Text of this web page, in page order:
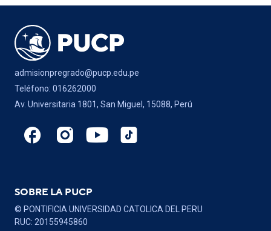
admisionpregrado@pucp.edu.pe
Teléfono: 016262000
Av. Universitaria 1801, San Miguel, 15088, Perú
SOBRE LA PUCP
© PONTIFICIA UNIVERSIDAD CATOLICA DEL PERU
RUC: 20155945860